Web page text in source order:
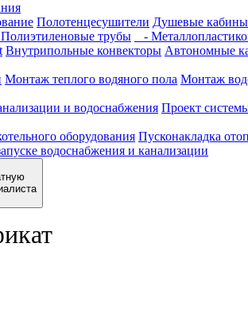
Полотенцесушители Душевые кабины
трубы
-
Внутрипольные конвекторы Автономные
Монтаж теплого водяного пола Монтаж
и водоснабжения Проект
оборудования Пусконакладка
водоснабжения и канализации